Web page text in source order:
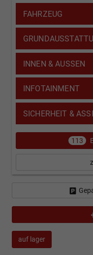
auf lager
FAHRZEUG
INNEN & AUSSEN
INFOTAINMENT
SICHERHEIT &
113